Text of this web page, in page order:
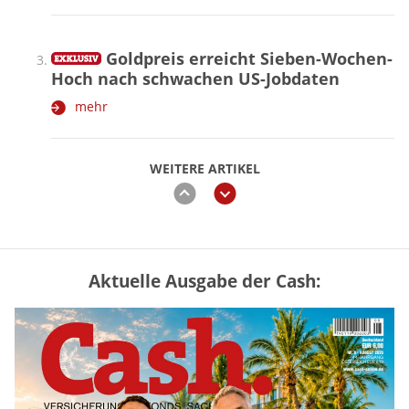
WEITERE ARTIKEL
zurückweiter
Goldpreis erreicht Sieben-Wochen-
Hoch nach schwachen US-Jobdaten
mehr
Vermieter-Zutritt: Wann Mieter
die Wohnung öffnen müssen
mehr
Aktuelle Ausgabe der Cash: